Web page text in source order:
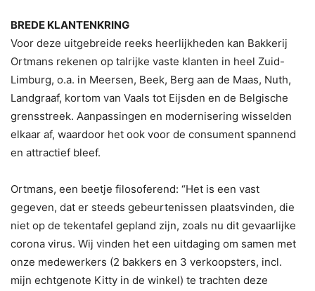
BREDE KLANTENKRING
Voor deze uitgebreide reeks heerlijkheden kan Bakkerij
Ortmans rekenen op talrijke vaste klanten in heel Zuid-
Limburg, o.a. in Meersen, Beek, Berg aan de Maas, Nuth,
Landgraaf, kortom van Vaals tot Eijsden en de Belgische
grensstreek. Aanpassingen en modernisering wisselden
elkaar af, waardoor het ook voor de consument spannend
en attractief bleef.
Ortmans, een beetje filosoferend: “Het is een vast
gegeven, dat er steeds gebeurtenissen plaatsvinden, die
niet op de tekentafel gepland zijn, zoals nu dit gevaarlijke
corona virus. Wij vinden het een uitdaging om samen met
onze medewerkers (2 bakkers en 3 verkoopsters, incl.
mijn echtgenote Kitty in de winkel) te trachten deze